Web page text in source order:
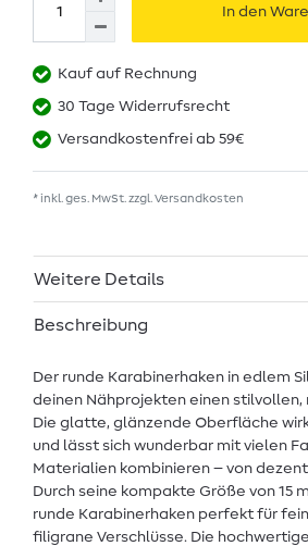
In den
Kauf auf Rechnung
30 Tage Widerrufsrecht
Versandkostenfrei ab 59€
* inkl. ges. MwSt. zzgl.Versandkosten
Weitere Details
Beschreibung
Der runde Karabinerhaken in edlem
deinen Nähprojekten einen stilvollen,
Die glatte, glänzende Oberfläche
und lässt sich wunderbar mit vielen
Materialien kombinieren – von
Durch seine kompakte Größe von 15
runde Karabinerhaken perfekt für
filigrane Verschlüsse. Die